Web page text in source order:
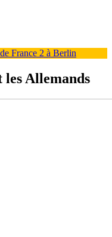
France 2 à Berlin
Allemands